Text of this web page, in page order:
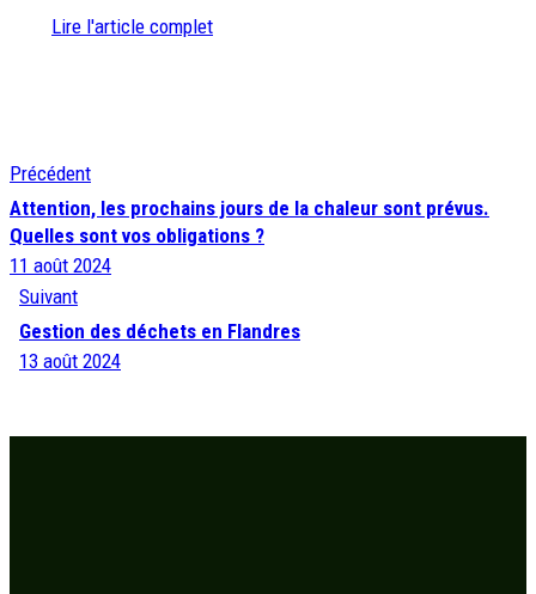
Lire l'article complet
Précédent
Attention, les prochains jours de la chaleur sont prévus.
Quelles sont vos obligations ?
11 août 2024
Suivant
Gestion des déchets en Flandres
13 août 2024